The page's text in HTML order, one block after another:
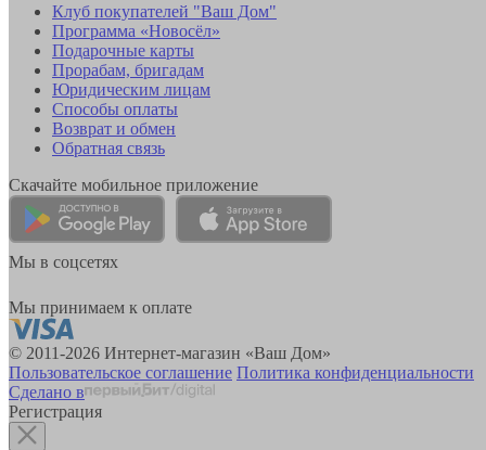
Клуб покупателей "Ваш Дом"
Программа «Новосёл»
Подарочные карты
Прорабам, бригадам
Юридическим лицам
Способы оплаты
Возврат и обмен
Обратная связь
Скачайте мобильное приложение
Мы в соцсетях
Мы принимаем к оплате
© 2011-2026 Интернет-магазин «Ваш Дом»
Пользовательское соглашение Политика конфиденциальности
Сделано в
Регистрация